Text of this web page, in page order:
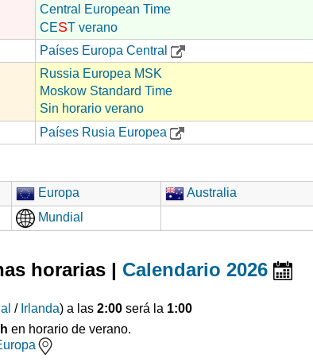
Central European Time
CEST verano
Países Europa Central
Russia Europea MSK
Moskow Standard Time
Sin horario verano
Países Rusia Europea
Europa
Australia
Mundial
horarias | Calendario 2026
/ Irlanda) a las 2:00 será la 1:00
en horario de verano.